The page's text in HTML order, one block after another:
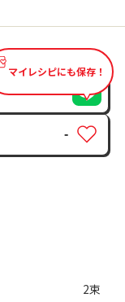
マイレシピにも保存！
-
2束